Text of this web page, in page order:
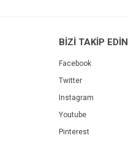
BİZİ TAKİP EDİN
Facebook
Twitter
Instagram
Youtube
Pinterest